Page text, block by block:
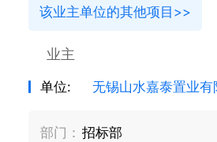
该业主单位的其他项目>>
业主
单位: 无锡山水嘉泰置业有
部门： 招标部